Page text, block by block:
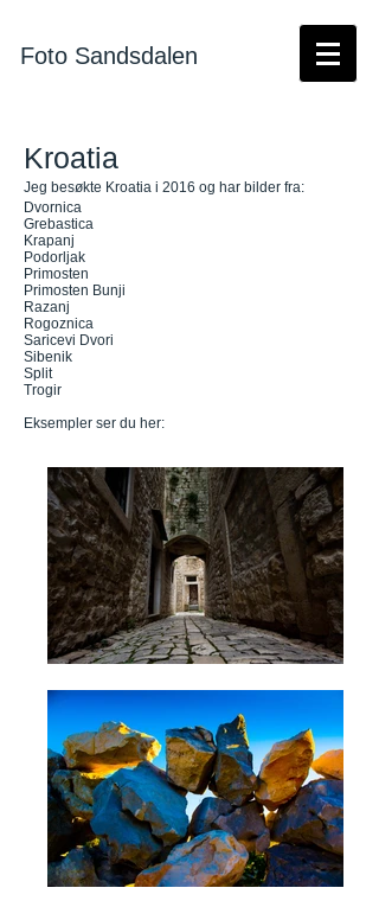
Foto Sandsdalen
Kroatia
Jeg besøkte Kroatia i 2016 og har bilder fra:
Dvornica
Grebastica
Krapanj
Podorljak
Primosten
Primosten Bunji
Razanj
Rogoznica
Saricevi Dvori
Sibenik
Split
Trogir
Eksempler ser du her: